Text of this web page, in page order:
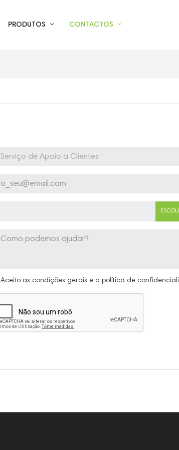
PRODUTOS CONTACTOS
Aceito as condições gerais e a política de